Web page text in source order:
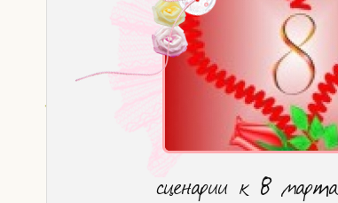
сце­на­рии к 8 марта